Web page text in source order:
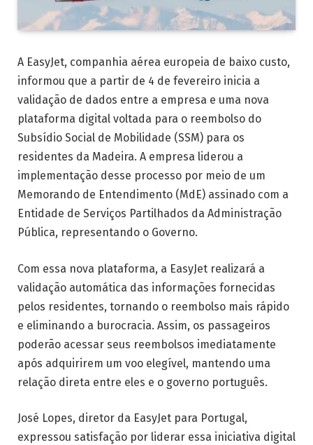
A EasyJet, companhia aérea europeia de baixo custo,
informou que a partir de 4 de fevereiro inicia a
validação de dados entre a empresa e uma nova
plataforma digital voltada para o reembolso do
Subsídio Social de Mobilidade (SSM) para os
residentes da Madeira. A empresa liderou a
implementação desse processo por meio de um
Memorando de Entendimento (MdE) assinado com a
Entidade de Serviços Partilhados da Administração
Pública, representando o Governo.
Com essa nova plataforma, a EasyJet realizará a
validação automática das informações fornecidas
pelos residentes, tornando o reembolso mais rápido
e eliminando a burocracia. Assim, os passageiros
poderão acessar seus reembolsos imediatamente
após adquirirem um voo elegível, mantendo uma
relação direta entre eles e o governo português.
José Lopes, diretor da EasyJet para Portugal,
expressou satisfação por liderar essa iniciativa digital